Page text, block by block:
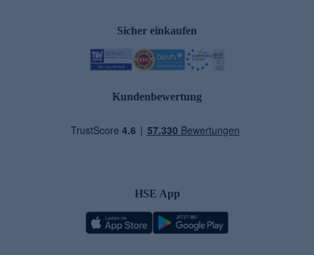
Sicher einkaufen
Kundenbewertung
HSE App